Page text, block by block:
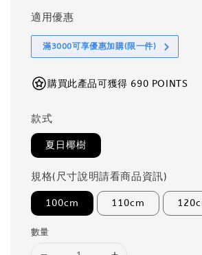
適用優惠
滿3000可享優惠加購(限一件)
購買此產品可獲得 690 POINTS
款式
夏日椰樹
規格(尺寸說明請看商品資訊)
100cm 110cm
數量